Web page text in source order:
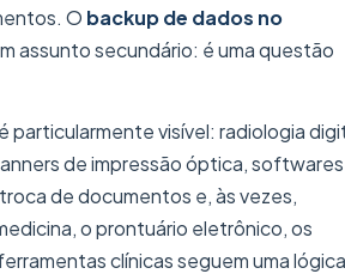
O backup de dados no
assunto secundário: é uma questão
visível: radiologia
de impressão óptica, softwares
de documentos e, às vezes,
o prontuário eletrônico, os
clínicas seguem uma lógica